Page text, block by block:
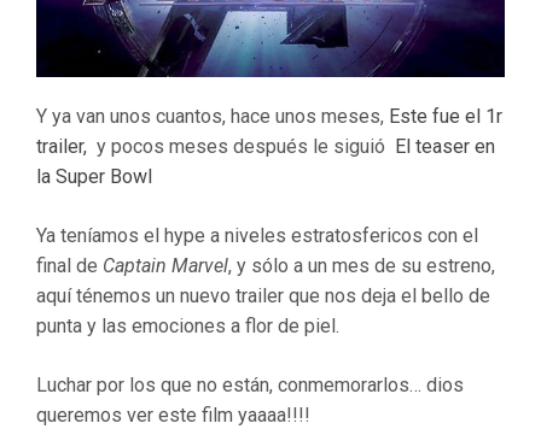
Y ya van unos cuantos, hace unos meses, Este fue el 1r
trailer, y pocos meses después le siguió
El teaser en
la Super Bowl
Ya teníamos el hype a niveles estratosfericos con el
final de Captain Marvel, y sólo a un mes de su estreno,
aquí ténemos un nuevo trailer que nos deja el bello de
punta y las emociones a flor de piel.
Luchar por los que no están, conmemorarlos… dios
queremos ver este film yaaaa!!!!